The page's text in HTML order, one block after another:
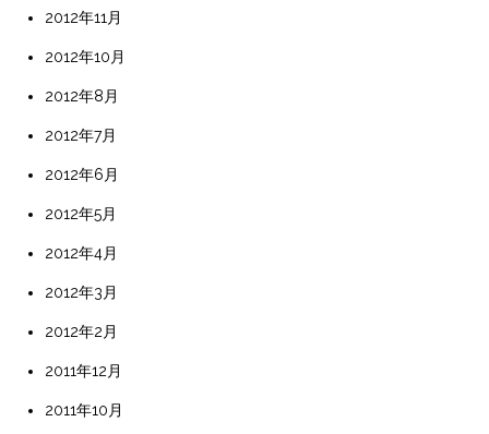
2012年11月
2012年10月
2012年8月
2012年7月
2012年6月
2012年5月
2012年4月
2012年3月
2012年2月
2011年12月
2011年10月